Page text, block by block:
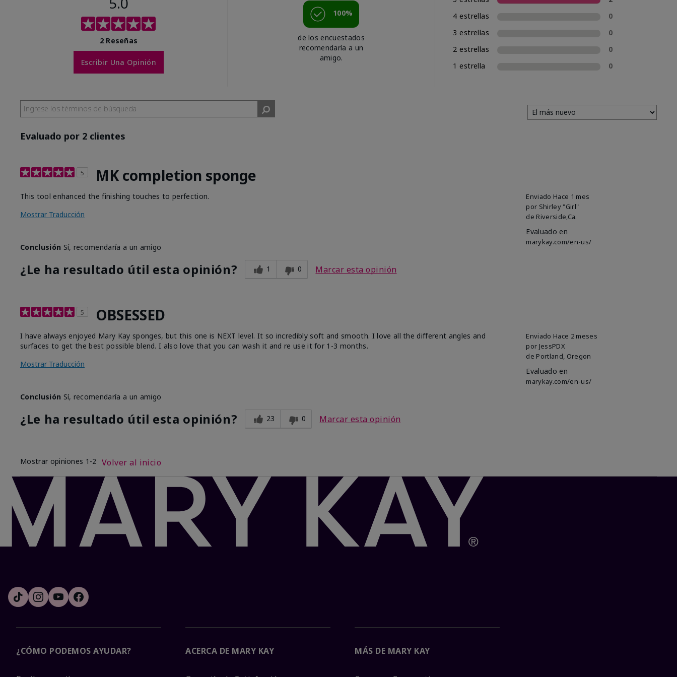
2 Reseñas
Escribir Una Opinión
100%
de los encuestados
recomendaría a un
amigo.
4 estrellas
0
3 estrellas
0
2 estrellas
0
1 estrella
0
Evaluado por 2 clientes
5 MK completion sponge
Enviado Hace 1 mes
por Shirley "Girl"
de Riverside,Ca.
Evaluado en
marykay.com/en-us/
This tool enhanced the finishing touches to perfection.
Mostrar Traducción
Conclusión Sí, recomendaría a un amigo
¿Le ha resultado útil esta opinión? 1 0 Marcar esta opinión
5 OBSESSED
Enviado Hace 2 meses
por JessPDX
de Portland, Oregon
Evaluado en
marykay.com/en-us/
I have always enjoyed Mary Kay sponges, but this one is NEXT level. It so incredibly soft and smooth. I love all the different angles and
surfaces to get the best possible blend. I also love that you can wash it and re use it for 1-3 months.
Mostrar Traducción
Conclusión Sí, recomendaría a un amigo
¿Le ha resultado útil esta opinión? 23 0 Marcar esta opinión
Mostrar opiniones 1-2 Volver al inicio
¿CÓMO PODEMOS AYUDAR? ACERCA DE MARY KAY MÁS DE MARY KAY